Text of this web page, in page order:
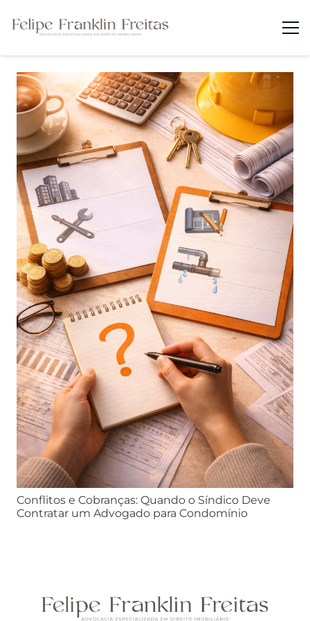
Conflitos e Cobranças: Quando o Síndico Deve
Contratar um Advogado para Condomínio